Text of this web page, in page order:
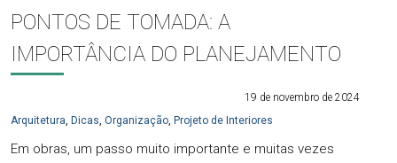
PONTOS DE TOMADA: A
IMPORTÂNCIA DO PLANEJAMENTO
19 de novembro de 2024
Arquitetura, Dicas, Organização, Projeto de Interiores
Em obras, um passo muito importante e muitas vezes